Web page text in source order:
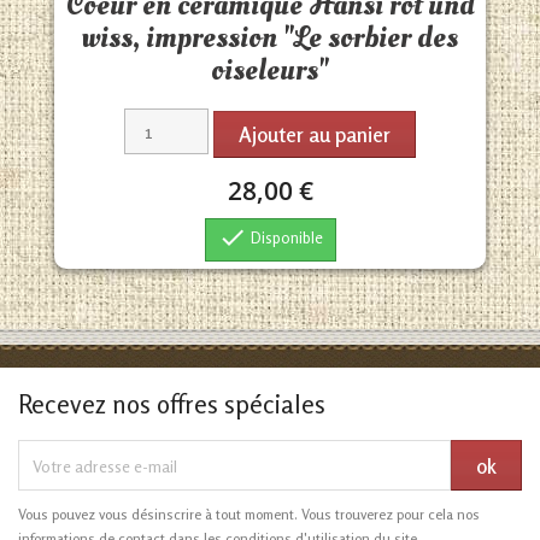
wiss, impression "Le sorbier des
oiseleurs"
Ajouter au panier
28,00 €
 Disponible
Recevez nos offres spéciales
Vous pouvez vous désinscrire à tout moment. Vous trouverez pour cela nos